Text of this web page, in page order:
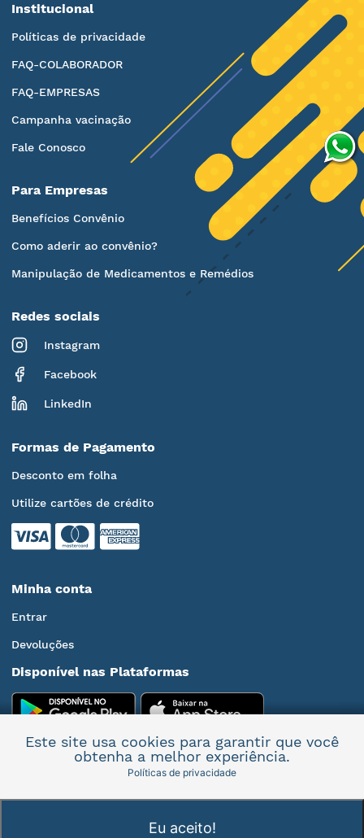
Institucional
Políticas de privacidade
FAQ-COLABORADOR
FAQ-EMPRESAS
Campanha vacinação
Fale Conosco
Para Empresas
Benefícios Convênio
Como aderir ao convênio?
Manipulação de Medicamentos e Remédios
Redes sociais
Instagram
Facebook
LinkedIn
Formas de Pagamento
Desconto em folha
Utilize cartões de crédito
Minha conta
Entrar
Devoluções
Disponível nas Plataformas
Mais informações
Este site usa cookies para garantir que você
obtenha a melhor experiência.
Políticas de privacidade
Eu aceito!